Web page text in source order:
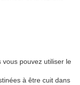
vous pouvez utiliser le
à être cuit dans